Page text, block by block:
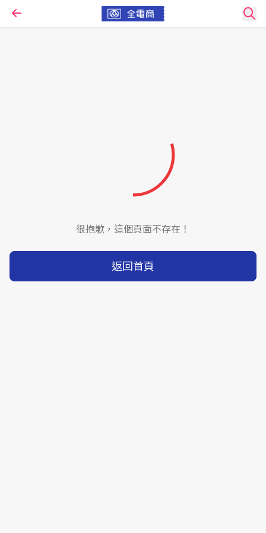
很抱歉，這個頁面不存在！
返回首頁